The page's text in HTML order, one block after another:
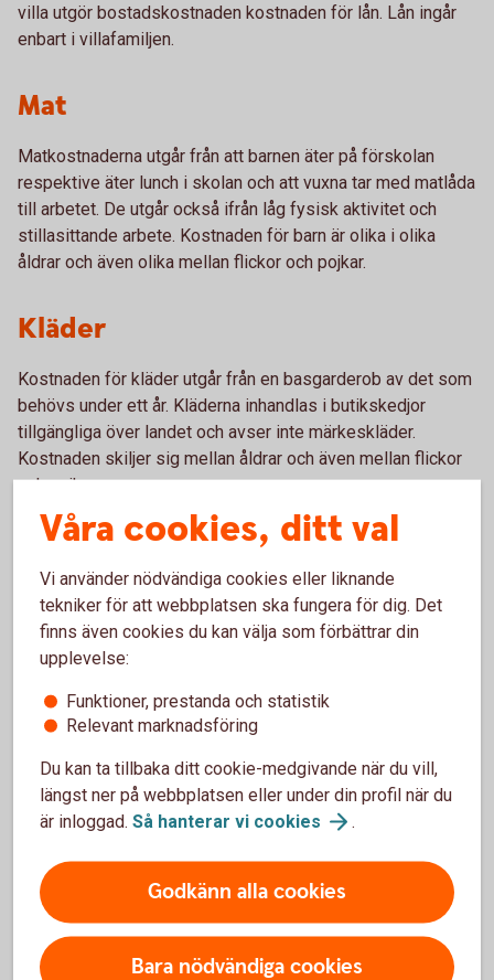
villa utgör bostadskostnaden kostnaden för lån. Lån ingår
enbart i villafamiljen.
Mat
Matkostnaderna utgår från att barnen äter på förskolan
respektive äter lunch i skolan och att vuxna tar med matlåda
till arbetet. De utgår också ifrån låg fysisk aktivitet och
stillasittande arbete. Kostnaden för barn är olika i olika
åldrar och även olika mellan flickor och pojkar.
Kläder
Kostnaden för kläder utgår från en basgarderob av det som
behövs under ett år. Kläderna inhandlas i butikskedjor
tillgängliga över landet och avser inte märkeskläder.
Kostnaden skiljer sig mellan åldrar och även mellan flickor
och pojkar.
Hygien, fritid
I posten ”hygien, fritid” ingår kostnad för nödvändiga
hygienartiklar, medicin, besök hos läkare, tandläkare och
frisör. Även viss fritidsutrustning ingår.
Övrigt nödvändigt
Under ”övrigt nödvändigt” samlas utgifter för till exempel
telefon, el, tv, försäkring, dagstidning, buss/tåg-kort, med
mera.
”Kvar till”
Posten ”kvar till” ska räcka till mycket: bil, buffertsparande,
glasögon, grupplivförsäkringar, gäster, hobbyer,
Våra cookies, ditt val
Vi använder nödvändiga cookies eller liknande
tekniker för att webbplatsen ska fungera för dig. Det
finns även cookies du kan välja som förbättrar din
upplevelse:
Funktioner, prestanda och statistik
Relevant marknadsföring
Du kan ta tillbaka ditt cookie-medgivande när du vill,
längst ner på webbplatsen eller under din profil när du
är inloggad. Så hanterar vi cookies .
Godkänn alla cookies
Bara nödvändiga cookies